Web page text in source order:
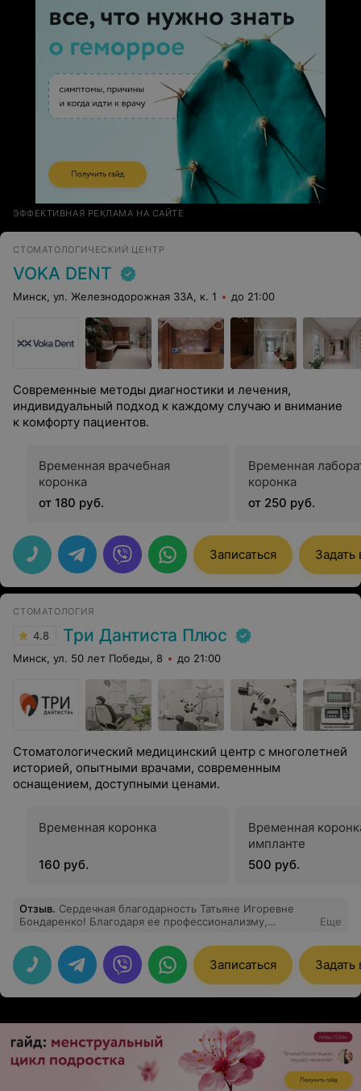
ЭФФЕКТИВНАЯ РЕКЛАМА НА САЙТЕ
СТОМАТОЛОГИЧЕСКИЙ ЦЕНТР
VOKA DENT
Минск, ул. Железнодорожная 33А, к. 1 до 21:00
Современные методы диагностики и лечения,
индивидуальный подход к каждому случаю и внимание
к комфорту пациентов.
Временная врачебная
коронка
от 180 руб.
Временная
коронка
от 250 руб.
Записаться Задать
СТОМАТОЛОГИЯ
4.8 Три Дантиста Плюс
Минск, ул. 50 лет Победы, 8 до 21:00
Стоматологический медицинский центр с многолетней
историей, опытными врачами, современным
оснащением, доступными ценами.
Временная коронка
160 руб.
Временная
импланте
500 руб.
Отзыв. Сердечная благодарность Татьяне Игоревне
Бондаренко! Благодаря ее профессионализму,
проведено быстро, качественно и безболезненно!
Никакого страха перед процессом, всё расскажут,
покажут и доступно объяснят, а рекомендации никто
не забудет - будут выданы мини-буклеты! В общем, 10
из 10 :)
Еще
Записаться Задать